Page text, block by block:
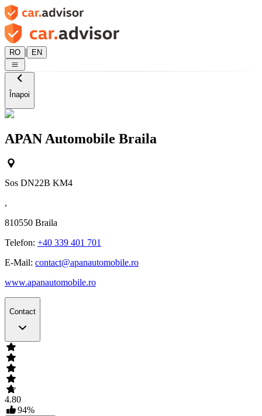
RO | EN
Înapoi
APAN Automobile Braila
Sos DN22B KM4
,
810550 Braila
Telefon: +40 339 401 701
E-Mail: contact@apanautomobile.ro
www.apanautomobile.ro
Contact
4.80
94%